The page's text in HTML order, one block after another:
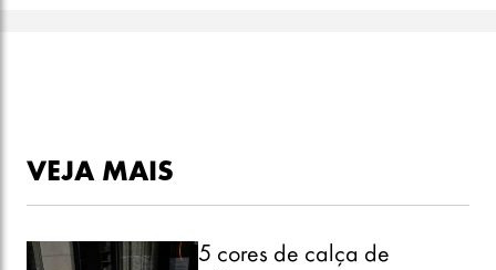
VEJA MAIS
5 cores de calça de